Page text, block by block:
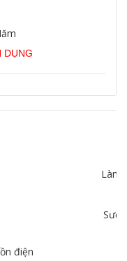
DỤNG
Làm
Sưởi
điện